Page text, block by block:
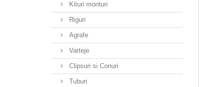
Kituri monturi
Riguri
Agrafe
Varteje
Clipsuri si Conuri
Tuburi